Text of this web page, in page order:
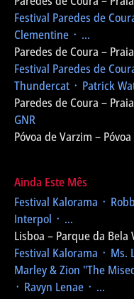
Festival Paredes de
Clementine ᛫ ...
Paredes de Coura –
Festival Paredes de
Thundercat ᛫ Patrick
Paredes de Coura –
GNR
Póvoa de Varzim –
Ainda Este Mês
Festival Kalorama ᛫
Interpol ᛫ ...
Lisboa – Parque da Bela
Festival Kalorama ᛫ Ms.
Marley & Zion "The
᛫ Ravyn Lenae ᛫ ...